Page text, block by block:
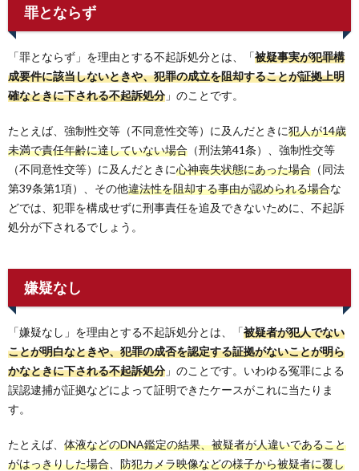
罪とならず
「罪とならず」を理由とする不起訴処分とは、「被疑事実が犯罪構
成要件に該当しないときや、犯罪の成立を阻却することが証拠上明
確なときに下される不起訴処分 」のことです。
たとえば、強制性交等（不同意性交等）に及んだときに犯人が14歳
未満で責任年齢に達していない場合 （刑法第41条）、強制性交等
（不同意性交等）に及んだときに心神喪失状態にあった場合 （同法
第39条第1項）、その他違法性を阻却する事由が認められる場合な
どでは、犯罪を構成せずに刑事責任を追及できないために、不起訴
処分が下されるでしょう。
嫌疑なし
「嫌疑なし」を理由とする不起訴処分とは、「被疑者が犯人でない
ことが明白なときや、犯罪の成否を認定する証拠がないことが明ら
かなときに下される不起訴処分 」のことです。いわゆる冤罪による
誤認逮捕が証拠などによって証明できたケースがこれに当たりま
す。
たとえば、 体液などのDNA鑑定の結果、被疑者が人違いであること
がはっきりした場合
防犯カメラ映像などの様子から被疑者に覆し